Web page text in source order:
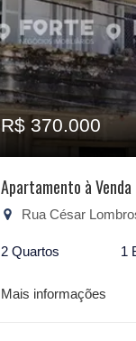
R$ 370.000
Apartamento à
Rua César
2 Quartos 1
Mais informações